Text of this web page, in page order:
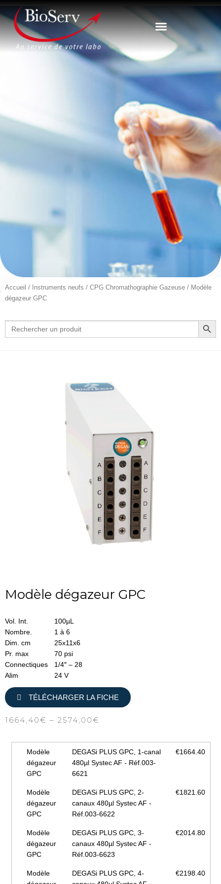
Accueil / Instruments neufs / CPG Chromathographie Gazeuse / Modèle
dégazeur GPC
Search
for:
Search Button
Modèle dégazeur GPC
Vol. Int.
100µL
Nombre.
1 à 6
Dim. cm
25x11x6
Pr. max
70 psi
Connectiques
1/4″ – 28
Alim
24 V
TÉLÉCHARGER LA FICHE
1664,40€ – 2574,00€
Modèle
dégazeur
GPC
DEGASi PLUS GPC, 1-canal
480µl Systec AF - Réf.003-
6621
€1664.40
Modèle
dégazeur
GPC
DEGASi PLUS GPC, 2-
canaux 480µl Systec AF -
Réf.003-6622
€1821.60
Modèle
dégazeur
GPC
DEGASi PLUS GPC, 3-
canaux 480µl Systec AF -
Réf.003-6623
€2014.80
Modèle
DEGASi PLUS GPC, 4-
€2198.40